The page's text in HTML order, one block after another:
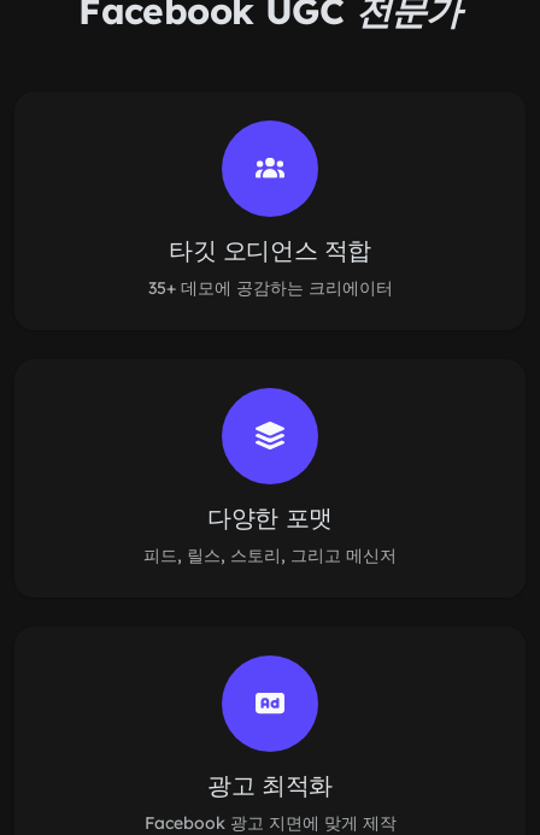
Facebook UGC 전문가
타깃 오디언스 적합
35+ 데모에 공감하는 크리에이터
다양한 포맷
피드, 릴스, 스토리, 그리고 메신저
광고 최적화
Facebook 광고 지면에 맞게 제작